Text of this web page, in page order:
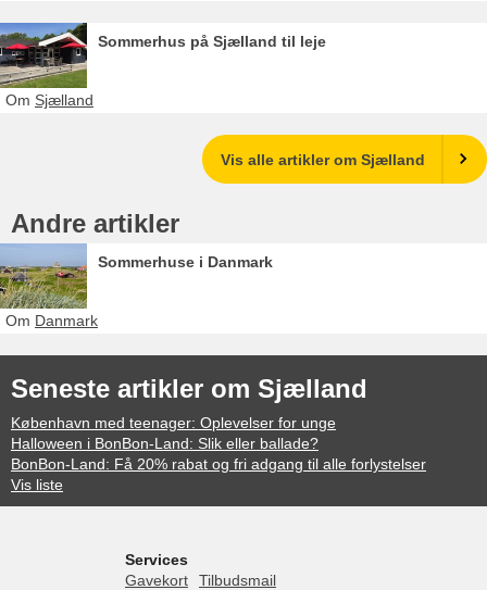
Sommerhus på Sjælland til leje
Om Sjælland
Vis alle artikler om Sjælland
Andre artikler
Sommerhuse i Danmark
Om Danmark
Seneste artikler om Sjælland
København med teenager: Oplevelser for unge
Halloween i BonBon-Land: Slik eller ballade?
BonBon-Land: Få 20% rabat og fri adgang til alle forlystelser
Vis liste
Services
Gavekort
Tilbudsmail